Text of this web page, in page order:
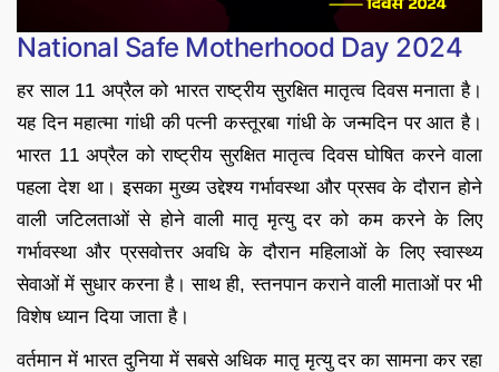
National Safe Motherhood Day 2024
हर साल 11 अप्रैल को भारत राष्ट्रीय सुरक्षित मातृत्व दिवस मनाता है।
यह दिन महात्मा गांधी की पत्नी कस्तूरबा गांधी के जन्मदिन पर आत है।
भारत 11 अप्रैल को राष्ट्रीय सुरक्षित मातृत्व दिवस घोषित करने वाला
पहला देश था। इसका मुख्य उद्देश्य गर्भावस्था और प्रसव के दौरान होने
वाली जटिलताओं से होने वाली मातृ मृत्यु दर को कम करने के लिए
गर्भावस्था और प्रसवोत्तर अवधि के दौरान महिलाओं के लिए स्वास्थ्य
सेवाओं में सुधार करना है। साथ ही, स्तनपान कराने वाली माताओं पर भी
विशेष ध्यान दिया जाता है।
वर्तमान में भारत दुनिया में सबसे अधिक मातृ मृत्यु दर का सामना कर रहा